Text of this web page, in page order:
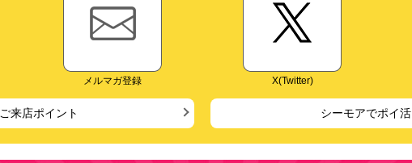
メルマガ登録 X(Twitter)
ご来店ポイント シーモアでポイ活